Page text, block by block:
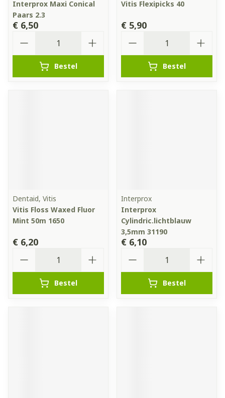
Interprox Maxi Conical
Paars 2.3
€ 6,50
Bestel
Vitis Flexipicks 40
€ 5,90
Bestel
Dentaid, Vitis
Vitis Floss Waxed Fluor
Mint 50m 1650
€ 6,20
Bestel
Interprox
Interprox
Cylindric.lichtblauw
3,5mm 31190
€ 6,10
Bestel